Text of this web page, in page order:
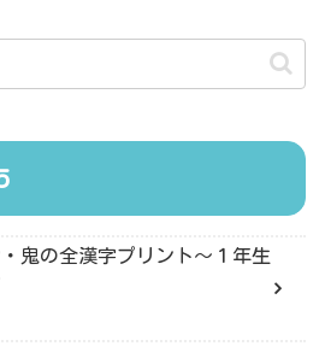
鬼の全漢字プリント〜１年生